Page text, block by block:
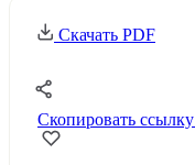
Скачать PDF
Скопировать ссылку